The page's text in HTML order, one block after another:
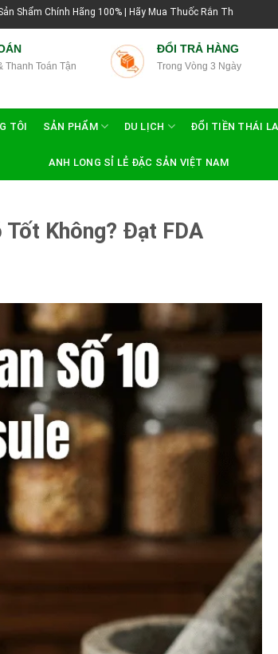
100% | Hãy Mua Thuốc Rắn Thái Lan Tại Hướng Dẫn Viên
Thanh Toán Tận
ĐỔI TRẢ HÀNG
Trong Vòng 3 Ngày
TÔI SẢN PHẨM DU LỊCH ĐỔI TIỀN THÁI
ANH LONG SỈ LẺ ĐẶC SẢN VIỆT NAM
Tốt Không? Đạt FDA